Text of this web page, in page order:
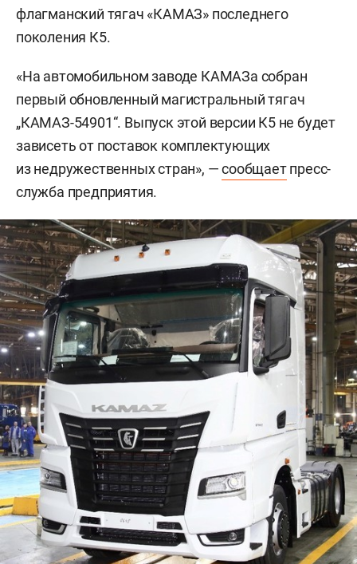
флагманский тягач «КАМАЗ» последнего
поколения К5.
«На автомобильном заводе КАМАЗа собран
первый обновленный магистральный тягач
„КАМАЗ-54901“. Выпуск этой версии К5 не будет
зависеть от поставок комплектующих
из недружественных стран», —сообщаетпресс-
служба предприятия.